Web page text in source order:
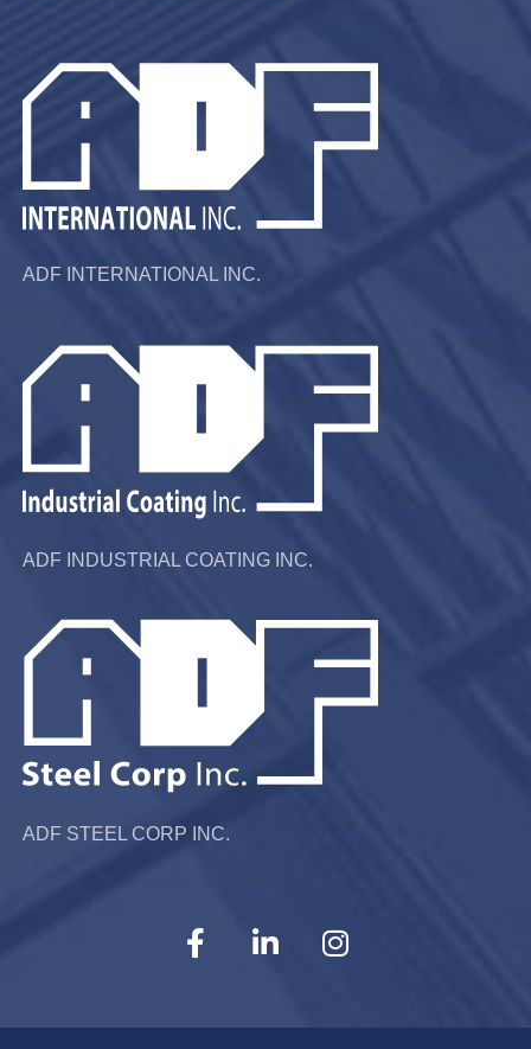
ADF INTERNATIONAL INC.
ADF INDUSTRIAL COATING INC.
ADF STEEL CORP INC.